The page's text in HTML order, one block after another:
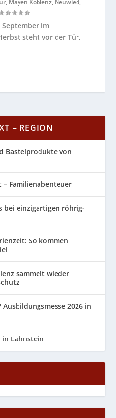
, Mayen Koblenz, Neuwied,
September im
steht vor der Tür,
– REGION
Bastelprodukte von
– Familienabenteuer
bei einzigartigen röhrig-
So kommen
sammelt wieder
2026 in
in Lahnstein